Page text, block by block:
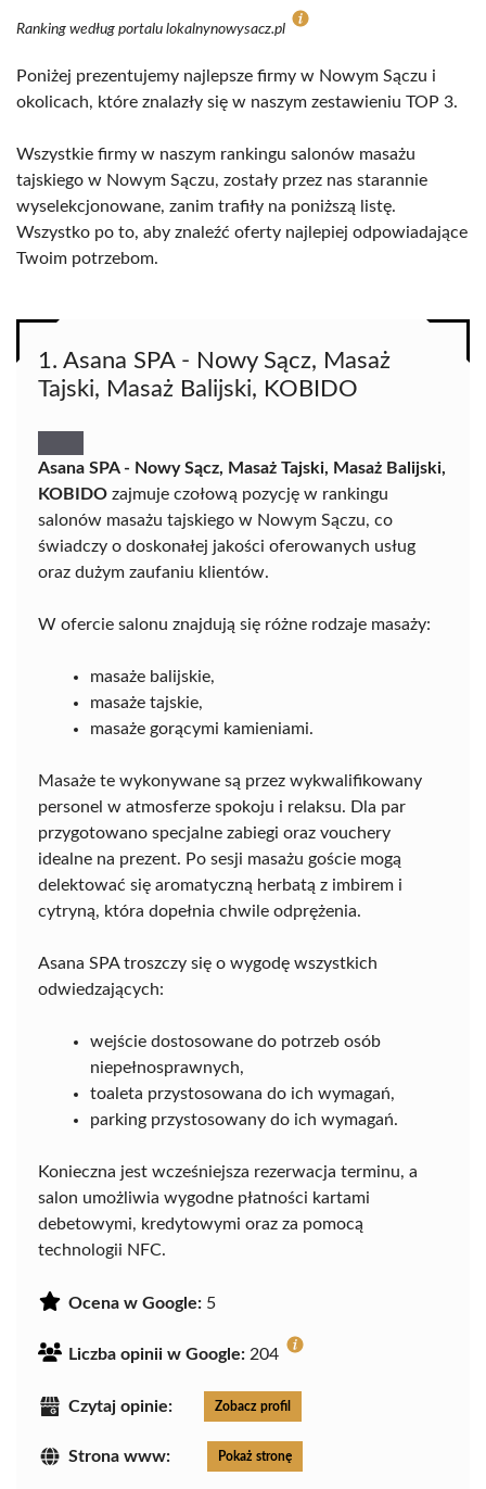
Ranking według portalu lokalnynowysacz.pl
Poniżej prezentujemy najlepsze firmy w Nowym Sączu i
okolicach, które znalazły się w naszym zestawieniu TOP 3.
Wszystkie firmy w naszym rankingu salonów masażu
tajskiego w Nowym Sączu, zostały przez nas starannie
wyselekcjonowane, zanim trafiły na poniższą listę.
Wszystko po to, aby znaleźć oferty najlepiej odpowiadające
Twoim potrzebom.
1. Asana SPA - Nowy Sącz, Masaż
Tajski, Masaż Balijski, KOBIDO
Asana SPA - Nowy Sącz, Masaż Tajski, Masaż Balijski,
KOBIDO zajmuje czołową pozycję w rankingu
salonów masażu tajskiego w Nowym Sączu, co
świadczy o doskonałej jakości oferowanych usług
oraz dużym zaufaniu klientów.
W ofercie salonu znajdują się różne rodzaje masaży:
masaże balijskie,
masaże tajskie,
masaże gorącymi kamieniami.
Masaże te wykonywane są przez wykwalifikowany
personel w atmosferze spokoju i relaksu. Dla par
przygotowano specjalne zabiegi oraz vouchery
idealne na prezent. Po sesji masażu goście mogą
delektować się aromatyczną herbatą z imbirem i
cytryną, która dopełnia chwile odprężenia.
Asana SPA troszczy się o wygodę wszystkich
odwiedzających:
wejście dostosowane do potrzeb osób
niepełnosprawnych,
toaleta przystosowana do ich wymagań,
parking przystosowany do ich wymagań.
Konieczna jest wcześniejsza rezerwacja terminu, a
salon umożliwia wygodne płatności kartami
debetowymi, kredytowymi oraz za pomocą
technologii NFC.
Ocena w Google: 5
Liczba opinii w Google: 204
Czytaj opinie: Zobacz profil
Strona www: Pokaż stronę